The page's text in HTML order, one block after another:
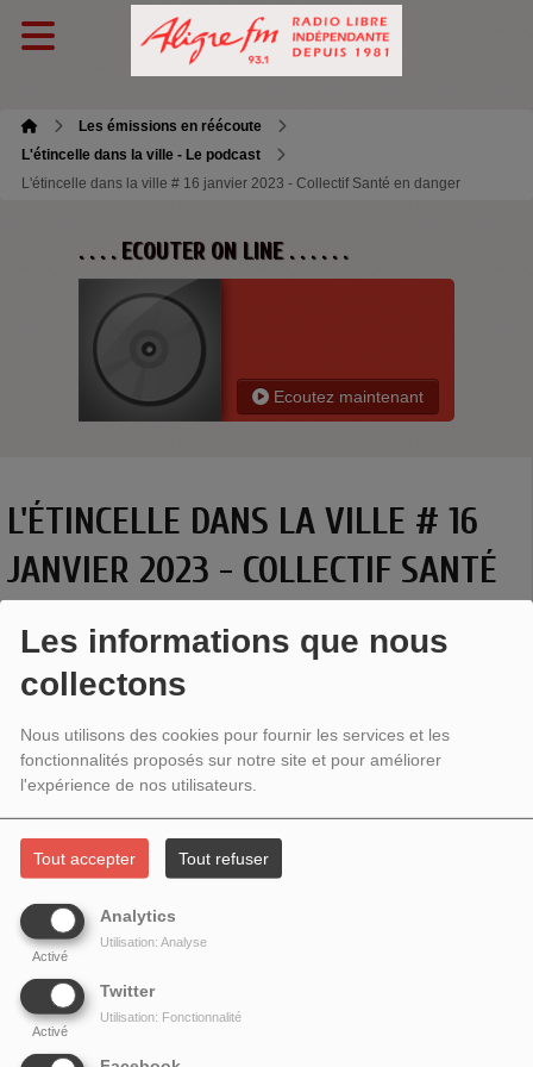
Les informations que nous
collectons
Nous utilisons des cookies pour fournir les services et les
fonctionnalités proposés sur notre site et pour améliorer
l'expérience de nos utilisateurs.
Tout accepter Tout refuser
Analytics
Activé
Utilisation: Analyse
Twitter
Activé
Utilisation: Fonctionnalité
Les émissions en réécoute
L'étincelle dans la ville - Le podcast
L'étincelle dans la ville # 16 janvier 2023 - Collectif Santé en danger
. . . . ECOUTER ON LINE . . . . . .
Ecoutez maintenant
L'ÉTINCELLE DANS LA VILLE # 16
JANVIER 2023 - COLLECTIF SANTÉ
EN DANGER
L'ÉTINCELLE DANS LA VILLE # 14 - COLLECTIF SANTÉ
EN DANGER